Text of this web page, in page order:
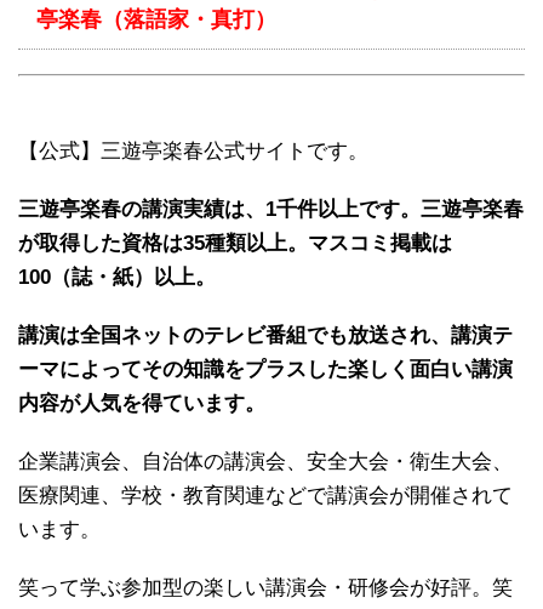
亭楽春（落語家・真打）
【公式】三遊亭楽春公式サイトです。
三遊亭楽春の講演実績は、1千件以上です。三遊亭楽春
が取得した資格は35種類以上。マスコミ掲載は
100（誌・紙）以上。
講演は全国ネットのテレビ番組でも放送され、講演テ
ーマによってその知識をプラスした楽しく面白い講演
内容が人気を得ています。
企業講演会、自治体の講演会、安全大会・衛生大会、
医療関連、学校・教育関連などで講演会が開催されて
います。
笑って学ぶ参加型の楽しい講演会・研修会が好評。笑